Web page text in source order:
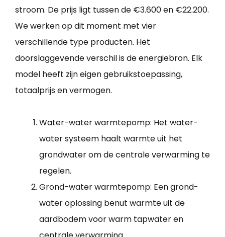
stroom. De prijs ligt tussen de €3.600 en €22.200.
We werken op dit moment met vier
verschillende type producten. Het
doorslaggevende verschil is de energiebron. Elk
model heeft zijn eigen gebruikstoepassing,
totaalprijs en vermogen.
Water-water warmtepomp: Het water-
water systeem haalt warmte uit het
grondwater om de centrale verwarming te
regelen.
Grond-water warmtepomp: Een grond-
water oplossing benut warmte uit de
aardbodem voor warm tapwater en